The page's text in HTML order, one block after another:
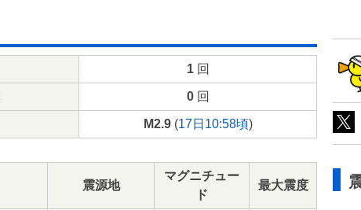
1回
0回
M2.9(17日10:58頃)
震源地
マグニチュー
ド
最大震度